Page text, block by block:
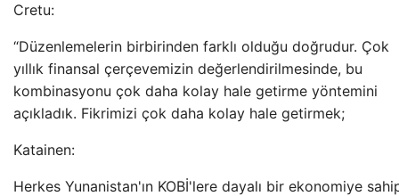
Cretu:
“Düzenlemelerin birbirinden farklı olduğu doğrudur. Çok
yıllık finansal çerçevemizin değerlendirilmesinde, bu
kombinasyonu çok daha kolay hale getirme yöntemini
açıkladık. Fikrimizi çok daha kolay hale getirmek;
Katainen:
Herkes Yunanistan'ın KOBİ'lere dayalı bir ekonomiye